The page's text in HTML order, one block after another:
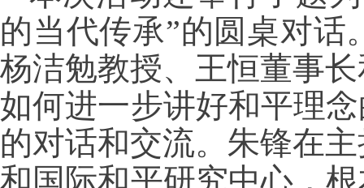
的当代传承”的圆桌对
杨洁勉教授、王恒董事
如何进一步讲好和平理
的对话和交流。朱锋在
和国际和平研究中心，